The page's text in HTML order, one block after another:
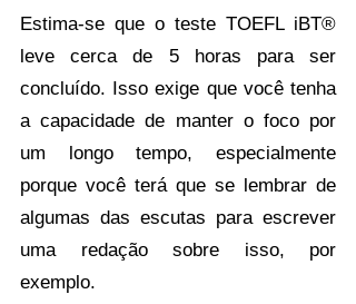
Estima-se que o teste TOEFL iBT®
leve cerca de 5 horas para ser
concluído. Isso exige que você tenha
a capacidade de manter o foco por
um longo tempo, especialmente
porque você terá que se lembrar de
algumas das escutas para escrever
uma redação sobre isso, por
exemplo.